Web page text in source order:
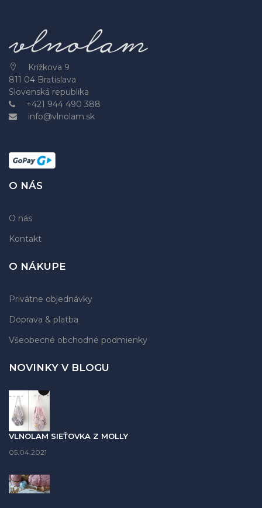
Krížkova 9
811 04 Bratislava
Slovenská republika
+421 944 490 388
info@vlnolam.sk
O NÁS
O nás
Kontakt
O NÁKUPE
Privátne objednávky
Doprava & platba
Všeobecné obchodné podmienky
NOVINKY V BLOGU
VLNOLAM SIEŤOVKA Z MOLLY
05.04.2021